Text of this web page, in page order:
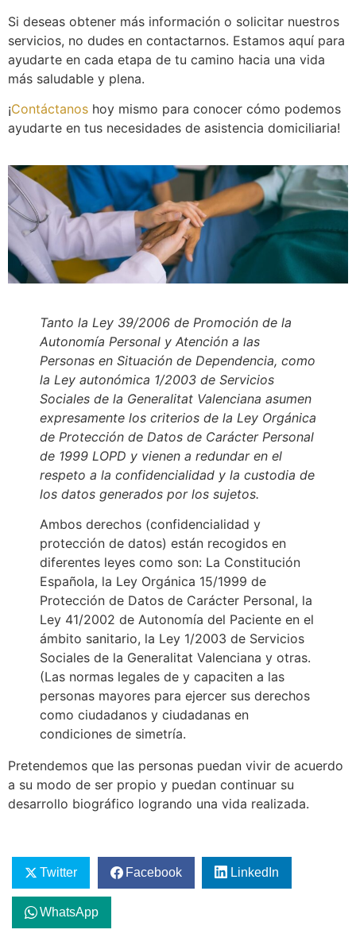
Si deseas obtener más información o solicitar nuestros
servicios, no dudes en contactarnos. Estamos aquí para
ayudarte en cada etapa de tu camino hacia una vida
más saludable y plena.
¡Contáctanos hoy mismo para conocer cómo podemos
ayudarte en tus necesidades de asistencia domiciliaria!
Tanto la Ley 39/2006 de Promoción de la
Autonomía Personal y Atención a las
Personas en Situación de Dependencia, como
la Ley autonómica 1/2003 de Servicios
Sociales de la Generalitat Valenciana asumen
expresamente los criterios de la Ley Orgánica
de Protección de Datos de Carácter Personal
de 1999 LOPD y vienen a redundar en el
respeto a la confidencialidad y la custodia de
los datos generados por los sujetos.
Ambos derechos (confidencialidad y
protección de datos) están recogidos en
diferentes leyes como son: La Constitución
Española, la Ley Orgánica 15/1999 de
Protección de Datos de Carácter Personal, la
Ley 41/2002 de Autonomía del Paciente en el
ámbito sanitario, la Ley 1/2003 de Servicios
Sociales de la Generalitat Valenciana y otras.
(Las normas legales de y capaciten a las
personas mayores para ejercer sus derechos
como ciudadanos y ciudadanas en
condiciones de simetría.
Pretendemos que las personas puedan vivir de acuerdo
a su modo de ser propio y puedan continuar su
desarrollo biográfico logrando una vida realizada.
Twitter Facebook LinkedIn
WhatsApp